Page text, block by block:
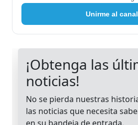
Unirme al canal